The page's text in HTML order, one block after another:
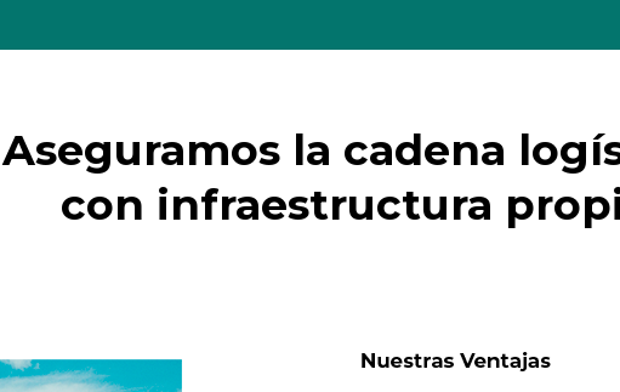
Aseguramos la cadena
con infraestructura